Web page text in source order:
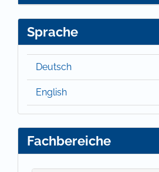
Sprache
Deutsch
English
Fachbereiche